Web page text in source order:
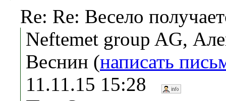
Re: Re: Весело
Neftemet group AG,
Веснин (написать
11.11.15 15:28